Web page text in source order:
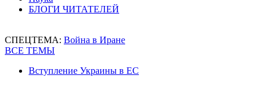
БЛОГИ ЧИТАТЕЛЕЙ
СПЕЦТЕМА: Война в Иране
ВСЕ ТЕМЫ
Вступление Украины в ЕС